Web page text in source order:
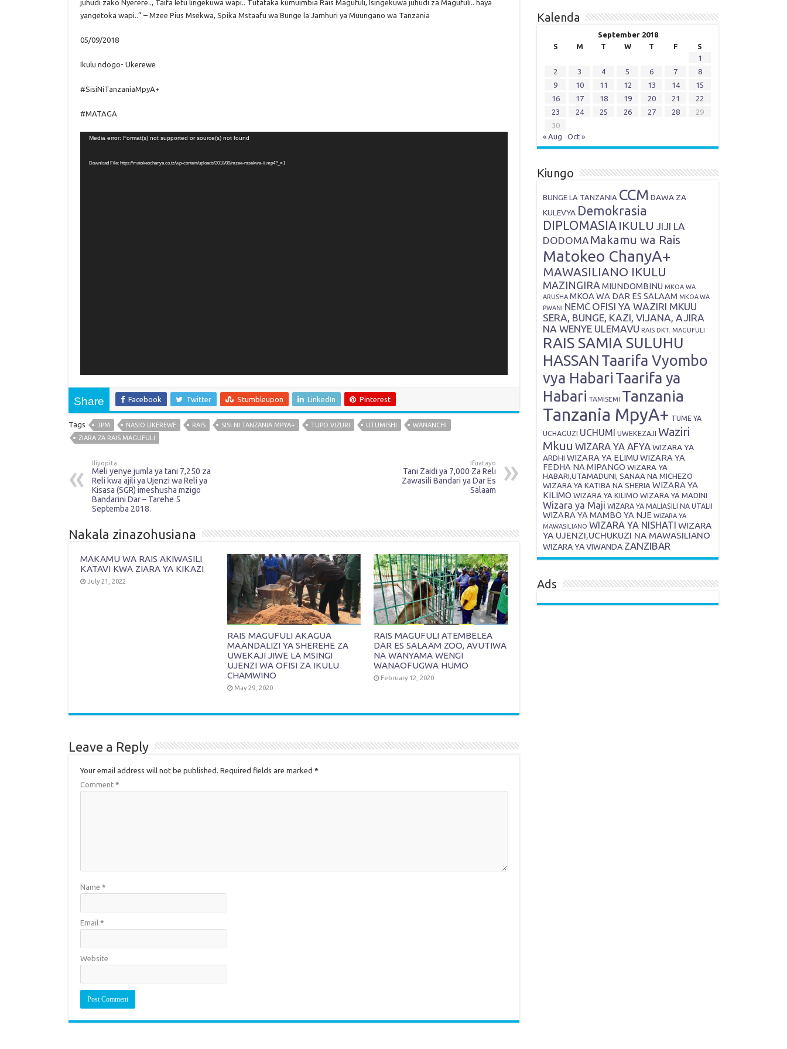
juhudi zako Nyerere.., Taifa letu lingekuwa wapi.. Tutataka kumuimbia Rais Magufuli, Isingekuwa juhudi za Magufuli.. haya
yangetoka wapi..” – Mzee Pius Msekwa, Spika Mstaafu wa Bunge la Jamhuri ya Muungano wa Tanzania
05/09/2018
Ikulu ndogo- Ukerewe
#SisiNiTanzaniaMpyA+
#MATAGA
Video
Media error: Format(s) not supported or source(s) not found
Download File: https://matokeochanya.co.tz/wp-content/uploads/2018/09/mzee-msekwa-ii.mp4?_=1
Share Facebook Twitter Stumbleupon LinkedIn Pinterest
Tags JPM NASIO UKEREWE RAIS SISI NI TANZANIA MPYA+ TUPO VIZURI UTUMISHI
WANANCHI
ZIARA ZA RAIS MAGUFULI
Iliyopita
Meli yenye jumla ya tani 7,250 za
Reli kwa ajili ya Ujenzi wa Reli ya
Kisasa (SGR) imeshusha mzigo
Bandarini Dar – Tarehe 5
Septemba 2018.
Ifuatayo
Tani Zaidi ya 7,000 Za Reli
Zawasili Bandari ya Dar Es
Salaam
Nakala zinazohusiana
MAKAMU WA RAIS AKIWASILI
KATAVI KWA ZIARA YA KIKAZI
July 21, 2022
RAIS MAGUFULI AKAGUA
MAANDALIZI YA SHEREHE ZA
UWEKAJI JIWE LA MSINGI
UJENZI WA OFISI ZA IKULU
CHAMWINO
May 29, 2020
RAIS MAGUFULI ATEMBELEA
DAR ES SALAAM ZOO, AVUTIWA
NA WANYAMA WENGI
WANAOFUGWA HUMO
February 12, 2020
Leave a Reply
Your email address will not be published. Required fields are marked *
Comment *
Name *
Email *
Website
Kalenda
September 2018
S
M T W T F
S
1
2
3 4 5 6 7
8
9
10 11 12 13 14
15
16
17 18 19 20 21
22
23
24 25 26 27 28
29
30
« Aug
Oct »
Kiungo
BUNGE LA TANZANIA CCM DAWA ZA
KULEVYA Demokrasia
DIPLOMASIA IKULU JIJI LA
DODOMA Makamu wa Rais
Matokeo ChanyA+
MAWASILIANO IKULU
MAZINGIRAMIUNDOMBINU MKOA WA
ARUSHA MKOA WA DAR ES SALAAM MKOA WA
PWANI NEMC OFISI YA WAZIRI MKUU
SERA, BUNGE, KAZI, VIJANA, AJIRA
NA WENYE ULEMAVU RAIS DKT. MAGUFULI
RAIS SAMIA SULUHU
HASSAN Taarifa Vyombo
vya Habari Taarifa ya
Habari TAMISEMI Tanzania
Tanzania MpyA+ TUME YA
UCHAGUZI UCHUMI UWEKEZAJI Waziri
Mkuu WIZARA YA AFYAWIZARA YA
ARDHI WIZARA YA ELIMU WIZARA YA
FEDHA NA MIPANGO WIZARA YA
HABARI,UTAMADUNI, SANAA NA MICHEZO
WIZARA YA KATIBA NA SHERIA WIZARA YA
KILIMO WIZARA YA KILIMO WIZARA YA MADINI
Wizara ya Maji WIZARA YA MALIASILI NA UTALII
WIZARA YA MAMBO YA NJE WIZARA YA
MAWASILIANO WIZARA YA NISHATI WIZARA
YA UJENZI,UCHUKUZI NA MAWASILIANO
WIZARA YA VIWANDA ZANZIBAR
Ads